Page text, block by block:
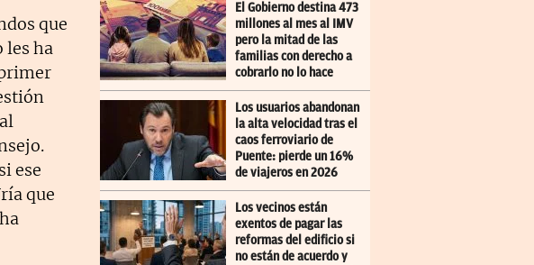
que
les ha
ese
que
El Gobierno destina 473
millones al mes al IMV
pero la mitad de las
familias con derecho a
cobrarlo no lo hace
Los usuarios abandonan
la alta velocidad tras el
caos ferroviario de
Puente: pierde un 16%
de viajeros en 2026
Los vecinos están
exentos de pagar las
reformas del edificio si
no están de acuerdo y